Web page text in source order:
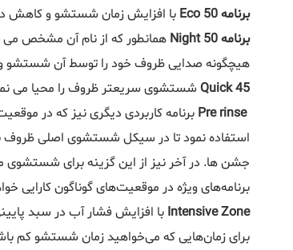
برنامه Eco 50
با افزایش زمان شستشو و کاهش
برنامه Night 50
همانطور که از نام آن مشخص
هیچگونه صدایی ظروف خود را توسط آن شستشو و
Quick 45 شستشوی سریعتر ظروف را محیا می
Pre rinse
برنامه کاربردی دیگری نیز که در
جشن ها. در آخر نیز از این گزینه برای شستشوی
برنامه‌های ویژه در موقعیت‌های گوناگون کارایی
Intensive Zone با افزایش فشار آب در سبد
برای زمان‌هایی که می‌خواهید زمان شستشو کم